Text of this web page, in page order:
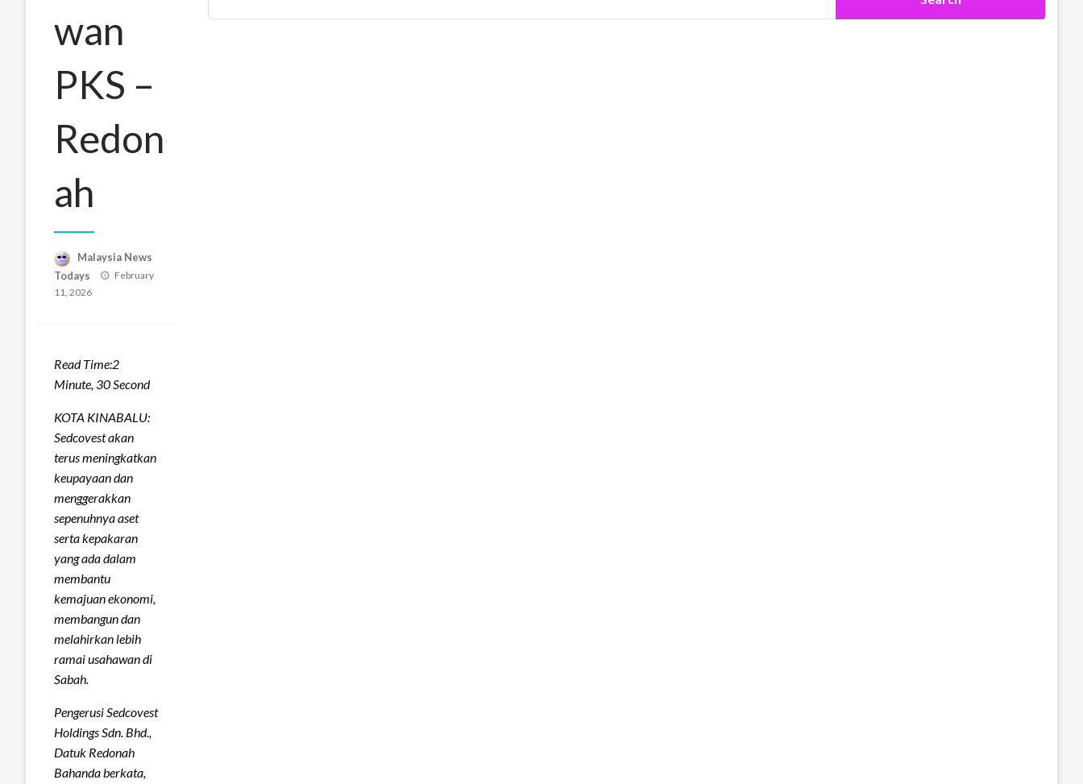
wan
PKS –
Redon
ah
Malaysia News
Todays
Posted
February
11, 2026
Read Time:2
Minute, 30 Second
KOTA KINABALU:
Sedcovest akan
terus meningkatkan
keupayaan dan
menggerakkan
sepenuhnya aset
serta kepakaran
yang ada dalam
membantu
kemajuan ekonomi,
membangun dan
melahirkan lebih
ramai usahawan di
Sabah.
Pengerusi Sedcovest
Holdings Sdn. Bhd.,
Datuk Redonah
Bahanda berkata,